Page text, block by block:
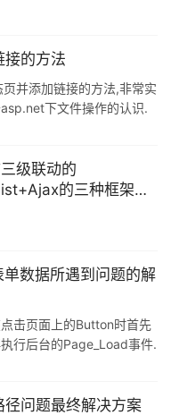
的方法
并添加链接的方法,非常实
下文件操作的认识.
transitional.dtd">
级联动的
的三种框架
数据所遇到问题的解
击页面上的Button时首先
行后台的Page_Load事件.
问题最终解决方案